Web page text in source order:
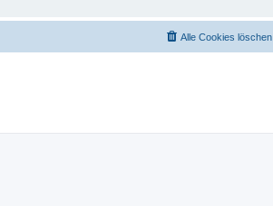
Alle Cookies löschen